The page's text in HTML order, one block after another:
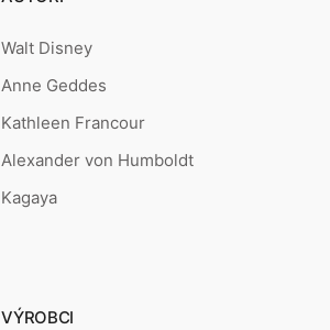
Walt Disney
Anne Geddes
Kathleen Francour
Alexander von Humboldt
Kagaya
VÝROBCI